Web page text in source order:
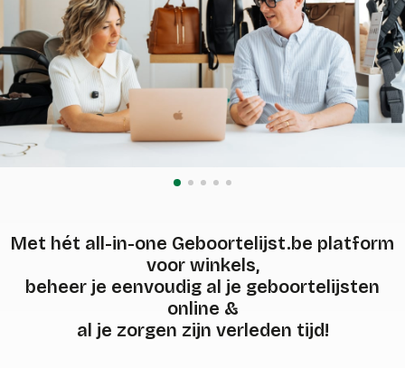
Met hét all-in-one Geboortelijst.be platform
voor winkels,
beheer je eenvoudig al je geboortelijsten
online &
al je zorgen zijn verleden tijd!